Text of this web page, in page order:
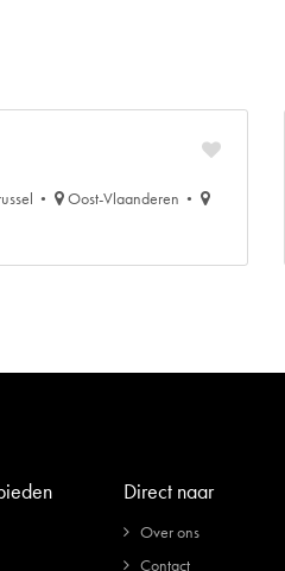
Oost-Vlaanderen
Direct naar
Over ons
Contact